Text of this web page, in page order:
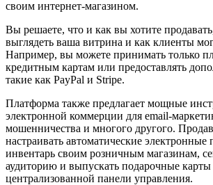
своим интернет-магазином.
Вы решаете, что и как вы хотите
выглядеть ваша витрина и как клиенты
Например, вы можете принимать только
кредитным картам или предоставлять
такие как PayPal и Stripe.
Платформа также предлагает мощные
электронной коммерции для email-
мошенничества и многого другого.
настраивать автоматические электронные
инвентарь своим розничным магазинам,
аудиторию и выпускать подарочные
централизованной панели управления.